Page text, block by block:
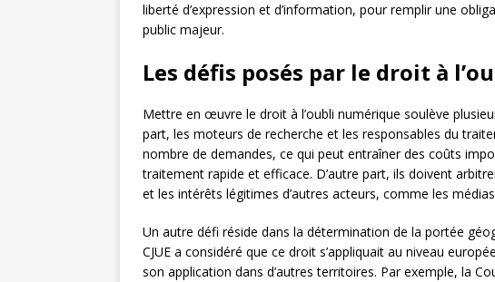
liberté d’expression et d’information, pour remplir une
public majeur.
Les défis posés par le droit à
Mettre en œuvre le droit à l’oubli numérique soulève
part, les moteurs de recherche et les responsables du
nombre de demandes, ce qui peut entraîner des coûts
traitement rapide et efficace. D’autre part, ils doivent
et les intérêts légitimes d’autres acteurs, comme les
Un autre défi réside dans la détermination de la portée
CJUE a considéré que ce droit s’appliquait au niveau
son application dans d’autres territoires. Par exemple, la